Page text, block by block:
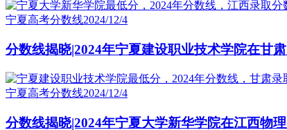
宁夏高考分数线2024/12/4
分数线揭晓|2024年宁夏建设职业技术学院在甘
宁夏高考分数线2024/12/4
分数线揭晓|2024年宁夏大学新华学院在江西物